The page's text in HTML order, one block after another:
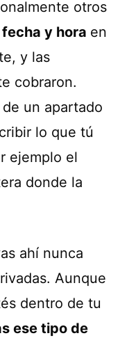
otros
fecha y hora en
y las
cobraron.
un apartado
lo que tú
ejemplo el
donde la
ahí nunca
Aunque
dentro de tu
ese tipo de